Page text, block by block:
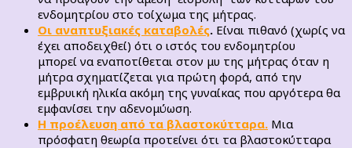
ενδομητρίου στο τοίχωμα της μήτρας.
Οι αναπτυξιακές καταβολές. Είναι πιθανό (χωρίς να
έχει αποδειχθεί) ότι ο ιστός του ενδομητρίου
μπορεί να εναποτίθεται στον μυ της μήτρας όταν η
μήτρα σχηματίζεται για πρώτη φορά, από την
εμβρυική ηλικία ακόμη της γυναίκας που αργότερα θα
εμφανίσει την αδενομύωση.
Η προέλευση από τα βλαστοκύτταρα. Μια
πρόσφατη θεωρία προτείνει ότι τα βλαστοκύτταρα